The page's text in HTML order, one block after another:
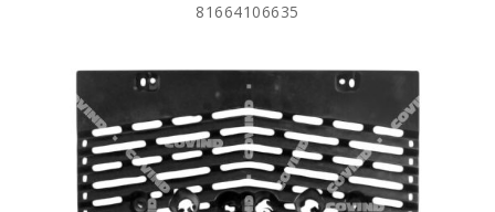
81664106635